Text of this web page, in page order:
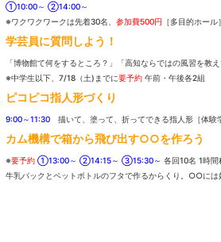
①10:00～ ②14:00～
※ワクワクワークは先着30名、 参加費500円 ［多目的ホール］
学芸員に質問しよう！
「博物館て何をするところ？」「高知ならではの風習を教
※中学生以下、7/18（土)までに要予約午前・午後各2組
ピコピコ指人形づくり
9:00～11:30 描いて、塗って、折ってできる指人形［体験
カム機構で箱から飛び出す○○を作ろう
※要予約 ①13:00～ ②14:15～ ③15:30～ 各回10名 1時間
牛乳パックとペットボトルのフタで作るからくり。○○には